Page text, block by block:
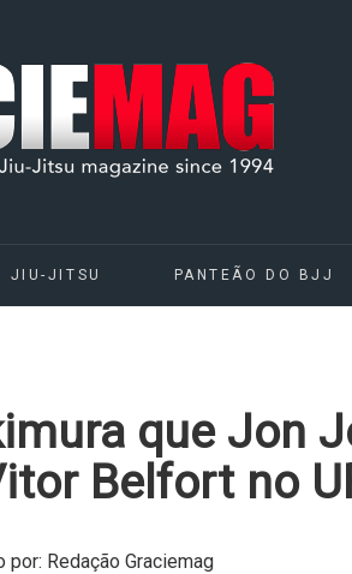
JIU-JITSU PANTEÃO DO BJJ
que Jon
Belfort no
Redação Graciemag